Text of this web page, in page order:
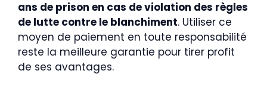
ans de prison en cas de violation des règles
de lutte contre le blanchiment. Utiliser ce
moyen de paiement en toute responsabilité
reste la meilleure garantie pour tirer profit
de ses avantages.